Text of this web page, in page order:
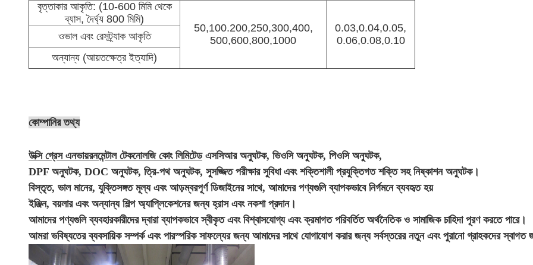
বৃত্তাকার আকৃতি: (10-600 মিমি থেকে
ব্যাস, দৈর্ঘ্য 800 মিমি)
50,100.200,250,300,400,
500,600,800,1000
0.03,0.04,0.05,
0.06,0.08,0.10
ওভাল এবং রেসট্র্যাক আকৃতি
অন্যান্য (আয়তক্ষেত্র ইত্যাদি)
কোম্পানির তথ্য
উক্সি গ্রেস এনভায়রনমেন্টাল টেকনোলজি কোং লিমিটেডএসসিআর অনুঘটক, ভিওসি অনুঘটক, পিওসি অনুঘটক,
DPF অনুঘটক, DOC অনুঘটক, ত্রি-পথ অনুঘটক, সুসজ্জিত পরীক্ষার সুবিধা এবং শক্তিশালী প্রযুক্তিগত শক্তি সহ নিষ্কাশন অনুঘটক।
বিস্তৃত, ভাল মানের, যুক্তিসঙ্গত মূল্য এবং আড়ম্বরপূর্ণ ডিজাইনের সাথে, আমাদের পণ্যগুলি ব্যাপকভাবে নির্গমনে ব্যবহৃত হয়
ইঞ্জিন, বয়লার এবং অন্যান্য শিল্প অ্যাপ্লিকেশনের জন্য হ্রাস এবং নকশা প্রদান।
আমাদের পণ্যগুলি ব্যবহারকারীদের দ্বারা ব্যাপকভাবে স্বীকৃত এবং বিশ্বাসযোগ্য এবং ক্রমাগত পরিবর্তিত অর্থনৈতিক ও সামাজিক চাহিদা পূরণ করতে পারে।
আমরা ভবিষ্যতের ব্যবসায়িক সম্পর্ক এবং পারস্পরিক সাফল্যের জন্য আমাদের সাথে যোগাযোগ করার জন্য সর্বস্তরের নতুন এবং পুরানো গ্রাহকদের স্বাগত